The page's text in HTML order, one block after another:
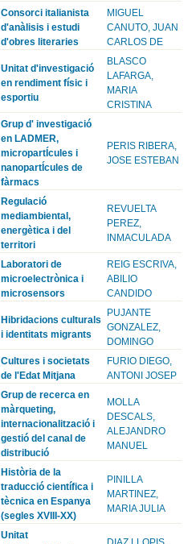
Consorci italianista
d'anàlisis i estudi
d'obres literaries
MIGUEL
CANUTO, JUAN
CARLOS DE
Unitat d'investigació
en rendiment físic i
esportiu
BLASCO
LAFARGA,
MARIA
CRISTINA
Grup d' investigació
en LADMER,
micropartÍcules i
nanopartÍcules de
fàrmacs
PERIS RIBERA,
JOSE ESTEBAN
Regulació
mediambiental,
energètica i del
territori
REVUELTA
PEREZ,
INMACULADA
Laboratori de
microelectrònica i
microsensors
REIG ESCRIVA,
ABILIO
CANDIDO
Hibridacions culturals
i identitats migrants
PUJANTE
GONZALEZ,
DOMINGO
Cultures i societats
de l'Edat Mitjana
FURIO DIEGO,
ANTONI JOSEP
Grup de recerca en
màrqueting,
internacionalització i
gestió del canal de
distribució
MOLLA
DESCALS,
ALEJANDRO
MANUEL
Història de la
traducció científica i
tècnica en Espanya
(segles XVIII-XX)
PINILLA
MARTINEZ,
MARIA JULIA
Unitat